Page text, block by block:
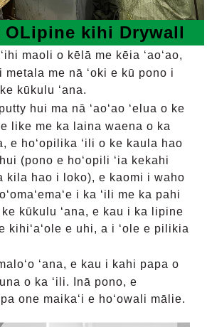
OLipine kihi Drywall
maoli o kēlā me kēia ʻaoʻao,
metala me nā ʻoki e kū pono i
kūkulu ʻana.
hui ma nā ʻaoʻao ʻelua o ke
like me ka laina waena o ka
e hoʻopili ka ʻili o ke kaula hao
(pono e hoʻopili ʻia kekahi
kila hao i loko), e kaomi i waho
i ka ʻili me ka pahi
kūkulu ʻana, e kau i ka lipine
kihiʻaʻole e uhi, a i ʻole e pilikia
ʻana, e kau i kahi papa o
o ka ʻili. Inā pono, e
one maikaʻi e hoʻowali mālie.